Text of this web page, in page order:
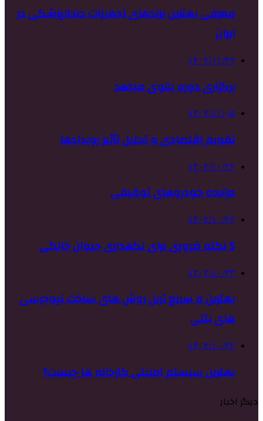
معرفی بهترین برندهای تجهیزات دندانپزشکی در
ایران
۱۴۰۲/۱۱/۲۹
برگزاری دوره بانوی مجاهد
۱۴۰۲/۱۱/۰۵
تقویم اقتصادی و تحلیل تأثیر رویدادها
۱۴۰۲/۱۰/۲۶
مزایده خودروهای توقیفی
۱۴۰۲/۱۰/۲۶
5 نکته ضروری برای نگهداری حیوان خانگی
۱۴۰۲/۱۰/۲۳
بهترین و سریع ترین روش های ساخت نیوجرسی
های بتنی
۱۴۰۲/۱۰/۲۲
بهترین سیستم امنیتی کارخانه ها چیست؟
دیگر اخبار